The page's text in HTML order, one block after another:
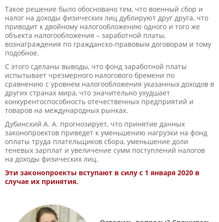
Такое решение было обосновано тем, что военный сбор и
налог на доходы физических лиц дублируют друг друга, что
приводит к двойному налогообложению одного и того же
объекта налогообложения – заработной платы,
вознаграждения по гражданско-правовым договорам и тому
подобное.
С этого сделаны выводы, что фонд заработной платы
испытывает чрезмерного налогового бремени по
сравнению с уровнем налогообложения указанных доходов в
других странах мира, что значительно ухудшает
конкурентоспособность отечественных предприятий и
товаров на международных рынках.
Дубинский А. А. прогнозирует, что принятие данных
законопроектов приведет к уменьшению нагрузки на фонд
оплаты труда плательщиков сбора, уменьшение доли
теневых зарплат и увеличение сумм поступлений налогов
на доходы физических лиц.
Эти законопроекты вступают в силу с 1 января 2020 в
случае их принятия.